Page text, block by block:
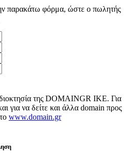
παρακάτω φόρμα, ώστε ο πωλητής
της DOMAINGR ΙΚΕ. Για
για να δείτε και άλλα domain προς
www.domain.gr